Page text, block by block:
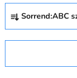
T
r
Sorrend:ABC